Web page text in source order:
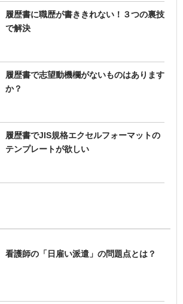
履歴書に職歴が書ききれない！３つの裏技
で解決
履歴書で志望動機欄がないものはあります
か？
履歴書でJIS規格エクセルフォーマットの
テンプレートが欲しい
看護師の「日雇い派遣」の問題点とは？